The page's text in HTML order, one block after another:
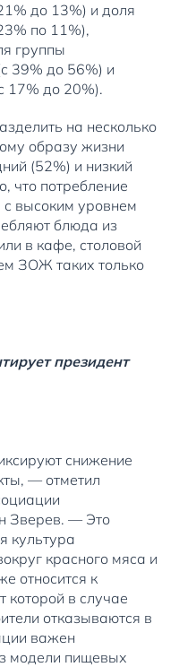
до 13%) и доля
по 11%),
группы
39% до 56%) и
17% до 20%).
на несколько
образу жизни
(52%) и низкий
что потребление
высоким уровнем
блюда из
в кафе, столовой
ЗОЖ таких только
президент
снижение
— отметил
Зверев. — Это
культура
красного мяса и
относится к
которой в случае
отказываются в
важен
модели пищевых